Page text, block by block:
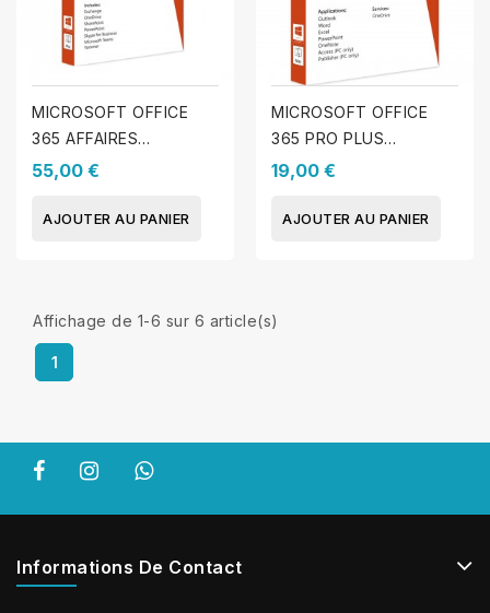
MICROSOFT OFFICE
365 AFFAIRES
ESSENTIELLES
55,00 €
AJOUTER AU PANIER
MICROSOFT OFFICE
365 PRO PLUS
(WINDOWS & MAC)
19,00 €
AJOUTER AU PANIER
Affichage de 1-6 sur 6 article(s)
1
Informations De Contact